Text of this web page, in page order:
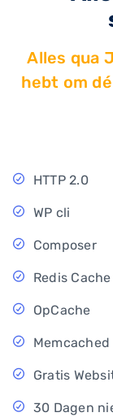
Alles qua
hebt om
HTTP 2.0
WP cli
Composer
Redis
OpCache
Memcached
Gratis
30 Dagen